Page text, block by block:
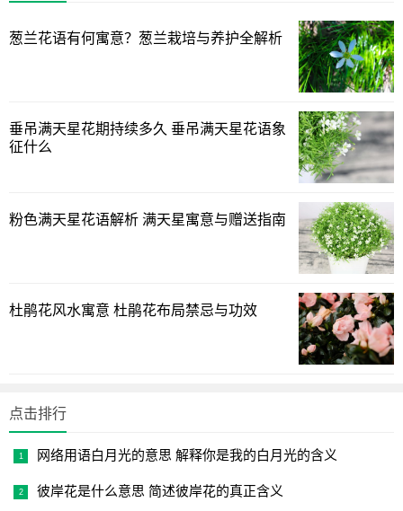
3、 -- 护宅转运 --
菩提树的枝叶翠绿，代表着大自然，从风水学的角度理
解，有提升气运、带来好运的作用，将菩提树栽种在家中，
给家人带来好运，提高事业运或者财运。
以上分享的菩提树图片大全大图跟家里种植菩提树有什么
寓意的全文内容，希望对绿植迷们有所帮助！
葱兰花语有何寓意？葱兰栽培与养护全解析
垂吊满天星花期持续多久 垂吊满天星花语象
征什么
粉色满天星花语解析 满天星寓意与赠送指南
杜鹃花风水寓意 杜鹃花布局禁忌与功效
点击排行
网络用语白月光的意思 解释你是我的白月光的含义
彼岸花是什么意思 简述彼岸花的真正含义